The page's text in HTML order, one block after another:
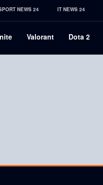
NEWS 24 IT NEWS 24
Valorant Dota 2